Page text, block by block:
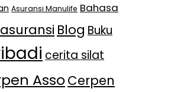
Asuransi Manulife Bahasa
Blog Buku
cerita silat
AssoCerpen